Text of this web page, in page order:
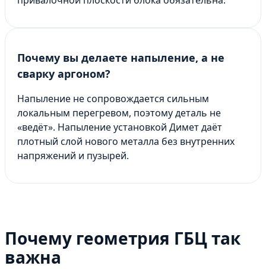
Почему вы делаете напыление, а не
сварку аргоном?
Напыление не сопровождается сильным
локальным перегревом, поэтому деталь не
«ведёт». Напыление установкой Димет даёт
плотный слой нового металла без внутренних
напряжений и пузырей.
Почему геометрия ГБЦ так
важна